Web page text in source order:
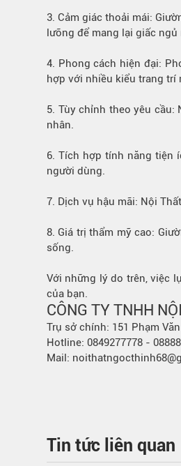
Ray trượt – bản lề – tay
Phụ kiện tủ bếp dưới
Giá để dao thớt
Kệ để chất tẩy rửa
Kệ gia vị
Kệ góc liên hoàn
3.Cảm giác thoải mái:
lưỡng để mang lại giấc
4. Phong cách hiện đại:
hợp với nhiều kiểu trang trí
5. Tùy chỉnh theo yêu
nhân.
6. Tích hợp tính năng tiện
người dùng.
7. Dịch vụ hậu mãi: Nội
8. Giá trị thẩm mỹ cao:
sống.
Với những lý do trên, việc
của bạn.
CÔNG TY TNHH
Trụ sở chính: 151 Phạm
Hotline: 0849277778 -
Mail:
Tin tức liên quan